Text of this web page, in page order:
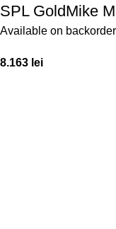
SPL GoldMike
Available on backorder
8.163 lei